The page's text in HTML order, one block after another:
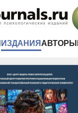
ИЗДАНИЯ АВТОРЫ